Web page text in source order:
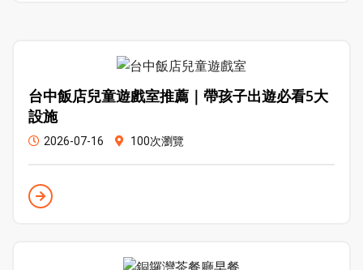
台中飯店兒童遊戲室推薦｜帶孩子出遊必看5大
設施
2026-07-16 100次瀏覽